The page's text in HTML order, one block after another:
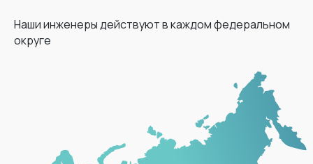
Наши инженеры действуют в каждом федеральном
округе